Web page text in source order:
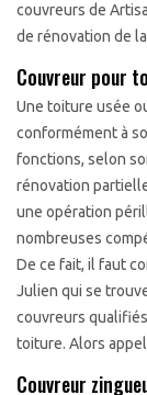
couvreurs de
de rénovation de
Couvreur pour
Une toiture usée
conformément à
fonctions, selon
rénovation
une opération
nombreuses
De ce fait, il faut
Julien qui se
couvreurs
toiture. Alors
Couvreur